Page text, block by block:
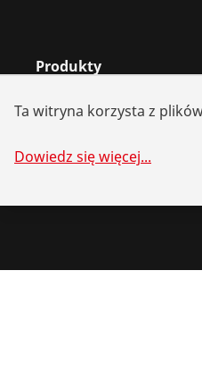
Produkty
Serwis i konserwacja
Chłodnictwo i
Ta witryna korzysta z
Dowiedz się więcej...